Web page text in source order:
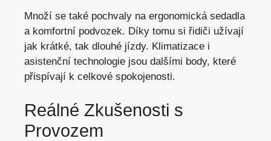
Množí se také pochvaly na ergonomická sedadla
a komfortní podvozek. Díky tomu si řidiči užívají
jak krátké, tak dlouhé jízdy. Klimatizace i
asistenční technologie jsou dalšími body, které
přispívají k celkové spokojenosti.
Reálné Zkušenosti s
Provozem